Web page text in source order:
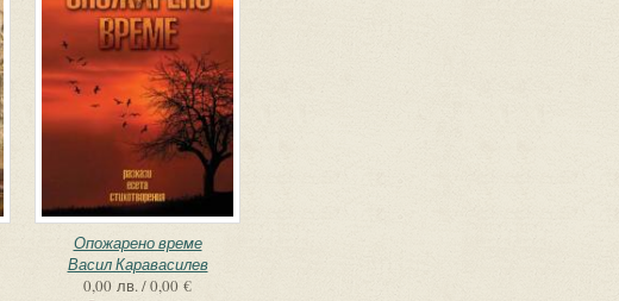
Опожарено време
Васил Каравасилев
0,00 лв. / 0,00 €